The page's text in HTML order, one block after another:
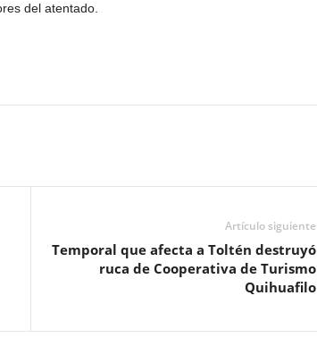
del atentado.
Artículo siguiente
Temporal que afecta a Toltén destruyó
ruca de Cooperativa de Turismo
Quihuafilo